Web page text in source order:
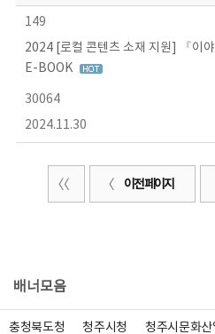
149
2024 [로컬 콘텐츠 소재 지원] 『이
E-BOOK
30064
2024.11.30
이전 페이지
배너모음
충청북도청 청주시청 청주시문화